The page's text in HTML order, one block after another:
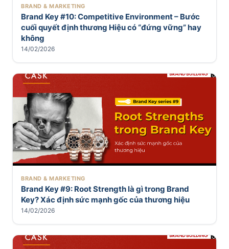
BRAND & MARKETING
Brand Key #10: Competitive Environment – Bước
cuối quyết định thương Hiệu có “đứng vững” hay
không
14/02/2026
BRAND & MARKETING
Brand Key #9: Root Strength là gì trong Brand
Key? Xác định sức mạnh gốc của thương hiệu
14/02/2026